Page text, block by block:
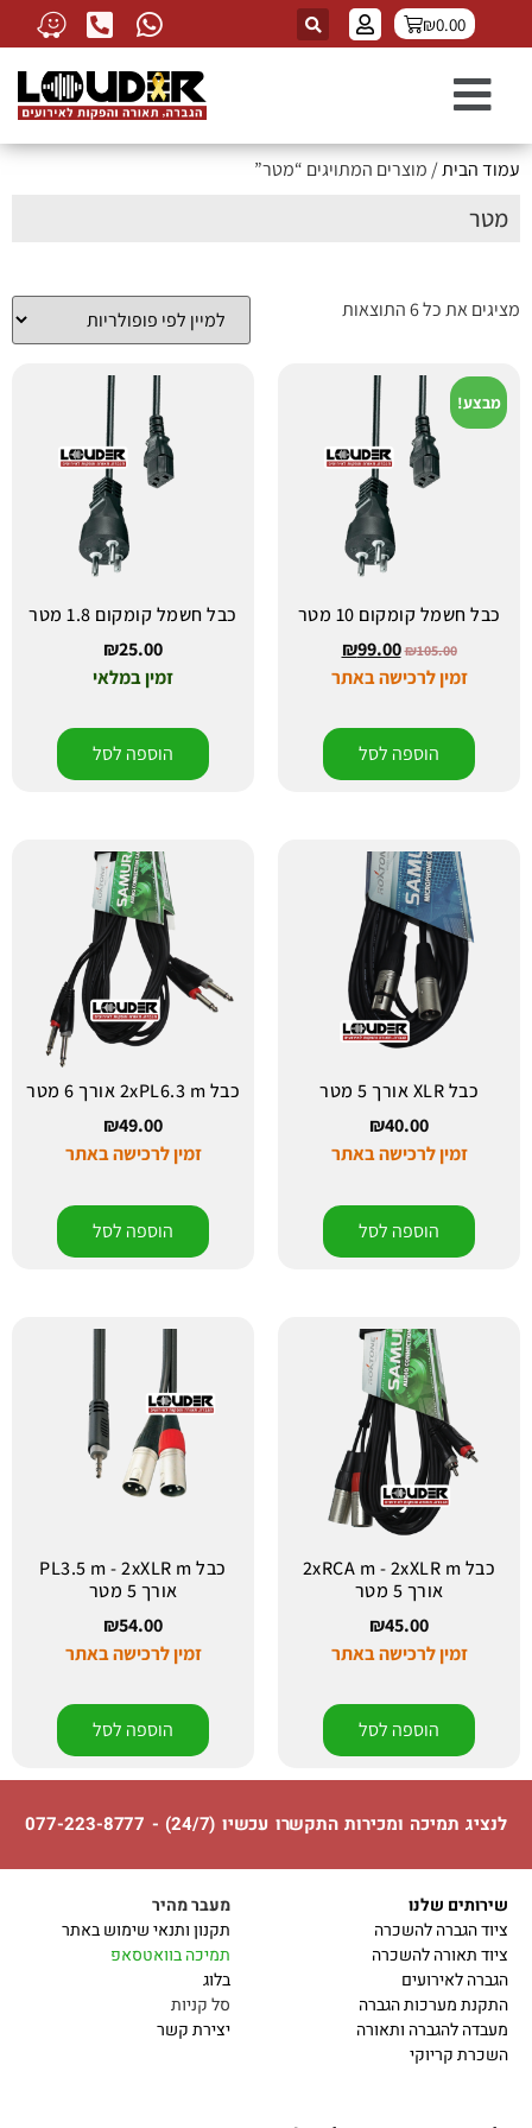
₪0.00
עמוד הבית/ מוצרים המתויגים “מטר”
מטר
מציגים את כל ⁦6⁩ התוצאות
מבצע!
כבל חשמל קומקום 10 מטר
₪105.00
₪99.00
זמין לרכישה באתר
הוספה לסל
כבל חשמל קומקום 1.8 מטר
₪25.00
זמין במלאי
הוספה לסל
כבל XLR אורך 5 מטר
₪40.00
זמין לרכישה באתר
הוספה לסל
כבל 2xPL6.3 m אורך 6 מטר
₪49.00
זמין לרכישה באתר
הוספה לסל
כבל 2xRCA m - 2xXLR m
אורך 5 מטר
₪45.00
זמין לרכישה באתר
הוספה לסל
כבל PL3.5 m - 2xXLR m
אורך 5 מטר
₪54.00
זמין לרכישה באתר
הוספה לסל
לנציג תמיכה ומכירות התקשרו עכשיו (24/7) - 077-223-8777
שירותים שלנו
ציוד הגברה להשכרה
ציוד תאורה להשכרה
הגברה לאירועים
התקנת מערכות הגברה
מעבדה להגברה ותאורה
השכרת קריוקי
מעבר מהיר
תקנון ותנאי שימוש באתר
תמיכה בוואטסאפ
בלוג
סל קניות
יצירת קשר